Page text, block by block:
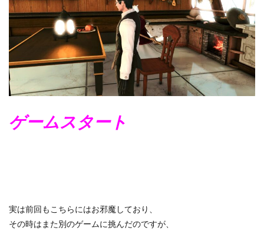
ゲームスタート
実は前回もこちらにはお邪魔しており、
その時はまた別のゲームに挑んだのですが、